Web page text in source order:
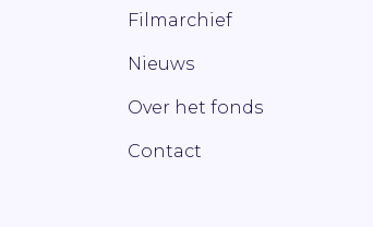
Filmarchief
Nieuws
Over het fonds
Contact